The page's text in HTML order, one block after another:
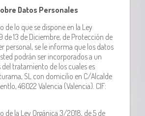
Datos Personales
de lo que se dispone en la Ley
de 13 de Diciembre, de Protección de
personal, se le informa que los datos
podrán ser incorporados a un
tratamiento de los cuales es
SL con domicilio en C/Alcalde
46022 Valencia (Valencia). CIF:
de la Ley Orgánica 3/2018, de 5 de